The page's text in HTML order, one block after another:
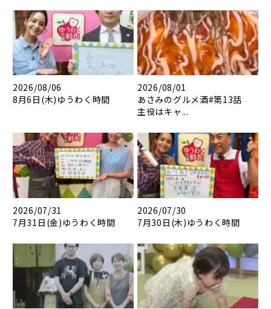
2026/08/06
8月6日(木)ゆうわく時間
2026/08/01
あさみのグルメ酒#第13話
主役はキャ...
2026/07/31
7月31日(金)ゆうわく時間
2026/07/30
7月30日(木)ゆうわく時間